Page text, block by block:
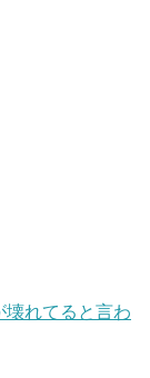
壊れてると言わ